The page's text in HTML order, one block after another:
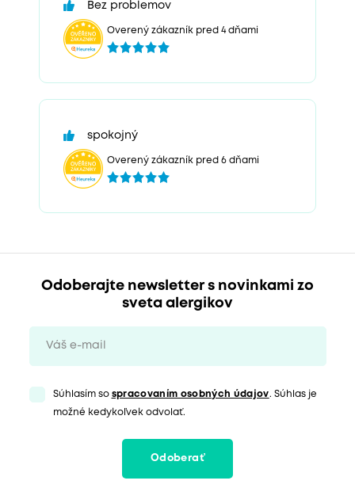
Bez problemov
Overený zákazník pred 4 dňami
spokojný
Overený zákazník pred 6 dňami
Odoberajte newsletter s novinkami zo
sveta alergikov
Súhlasím so spracovaním osobných údajov. Súhlas je
možné kedykoľvek odvolať.
Odoberať